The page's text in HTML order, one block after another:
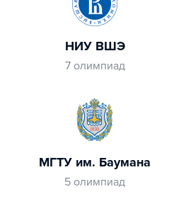
НИУ ВШЭ
7 олимпиад
МГТУ им. Баумана
5 олимпиад